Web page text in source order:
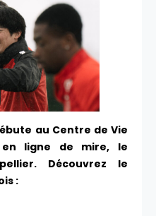
au Centre de Vie
en ligne de mire, le
Découvrez le
: